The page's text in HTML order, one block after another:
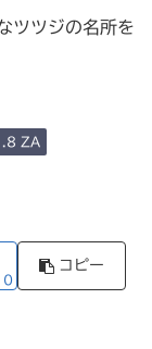
ツツジの名所を
ZA
0
コピー